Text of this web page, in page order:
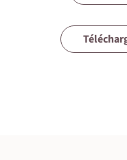
5 • Formalités et